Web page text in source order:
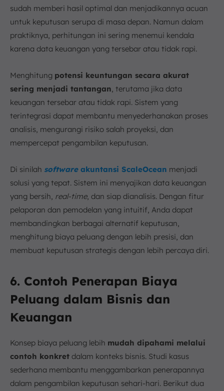
sudah memberi hasil optimal dan menjadikannya acuan
untuk keputusan serupa di masa depan. Namun dalam
praktiknya, perhitungan ini sering menemui kendala
karena data keuangan yang tersebar atau tidak rapi.
Menghitung potensi keuntungan secara akurat
sering menjadi tantangan , terutama jika data
keuangan tersebar atau tidak rapi. Sistem yang
terintegrasi dapat membantu menyederhanakan proses
analisis, mengurangi risiko salah proyeksi, dan
mempercepat pengambilan keputusan.
Di sinilah softwareakuntansi ScaleOcean menjadi
solusi yang tepat. Sistem ini menyajikan data keuangan
yang bersih, real-time, dan siap dianalisis. Dengan fitur
pelaporan dan pemodelan yang intuitif, Anda dapat
membandingkan berbagai alternatif keputusan,
menghitung biaya peluang dengan lebih presisi, dan
membuat keputusan strategis dengan lebih percaya diri.
6. Contoh Penerapan Biaya
Peluang dalam Bisnis dan
Keuangan
Konsep biaya peluang lebih mudah dipahami melalui
contoh konkret dalam konteks bisnis. Studi kasus
sederhana membantu menggambarkan penerapannya
dalam pengambilan keputusan sehari-hari. Berikut dua